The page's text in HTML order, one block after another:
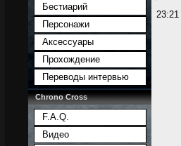
Бестиарий
Персонажи
Аксессуары
Прохождение
Переводы интервью
Chrono Cross
F.A.Q.
Видео
23:21